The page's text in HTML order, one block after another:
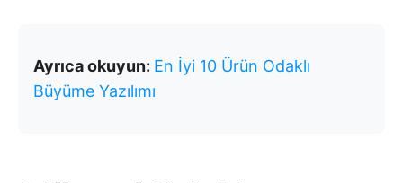
Ayrıca okuyun: En İyi 10 Ürün Odaklı
Büyüme Yazılımı